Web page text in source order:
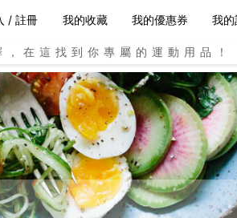
/ 註冊 我的收藏 我的優惠券 我的
在這找到你專屬的運動用品！